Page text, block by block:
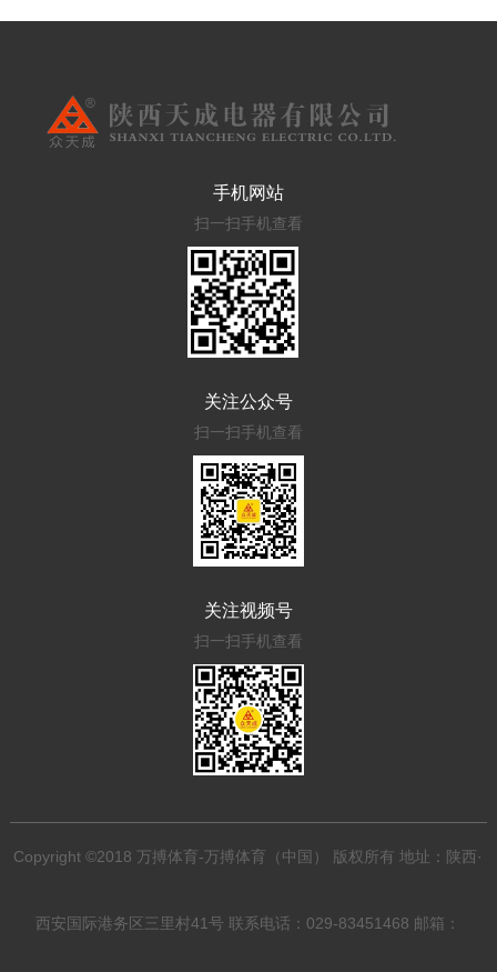
手机网站
扫一扫手机查看
关注公众号
扫一扫手机查看
关注视频号
扫一扫手机查看
Copyright ©2018 万搏体育-万搏体育（中国） 版权所有 地址：陕西·
西安国际港务区三里村41号 联系电话：029-83451468 邮箱：